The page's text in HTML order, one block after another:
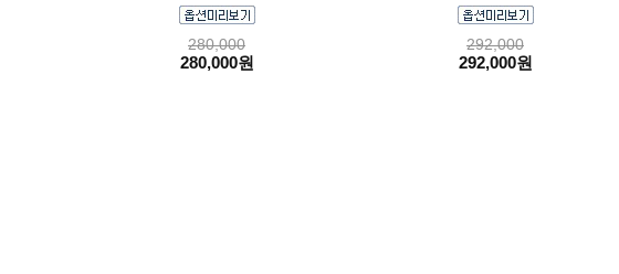
280,000
280,000원
292,000
292,000원